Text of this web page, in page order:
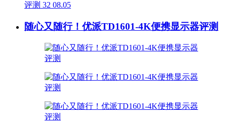
评测 32 08.05
随心又随行！优派TD1601-4K便携显示器评测